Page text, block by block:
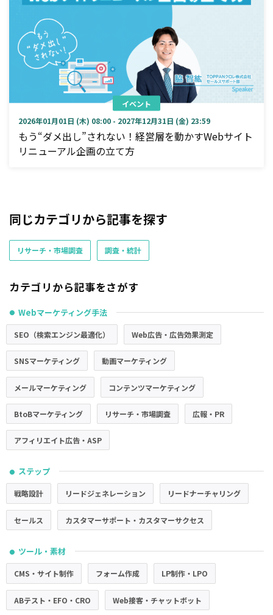
イベント
2026年01月01日 (木) 08:00 - 2027年12月31日 (金) 23:59
もう“ダメ出し”されない！経営層を動かすWebサイト
リニューアル企画の立て方
同じカテゴリから記事を探す
リサーチ・市場調査 調査・統計
カテゴリから記事をさがす
● Webマーケティング手法
SEO（検索エンジン最適化） Web広告・広告効果測定
SNSマーケティング 動画マーケティング
メールマーケティング コンテンツマーケティング
BtoBマーケティング リサーチ・市場調査 広報・PR
アフィリエイト広告・ASP
● ステップ
戦略設計 リードジェネレーション リードナーチャリング
セールス カスタマーサポート・カスタマーサクセス
● ツール・素材
CMS・サイト制作 フォーム作成 LP制作・LPO
ABテスト・EFO・CRO Web接客・チャットボット